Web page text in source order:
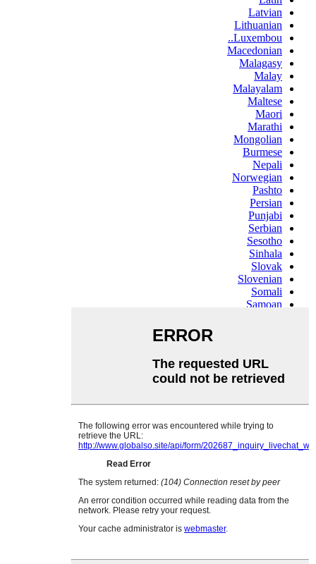
Latvian
Lithuanian
Luxembou..
Macedonian
Malagasy
Malay
Malayalam
Maltese
Maori
Marathi
Mongolian
Burmese
Nepali
Norwegian
Pashto
Persian
Punjabi
Serbian
Sesotho
Sinhala
Slovak
Slovenian
Somali
Samoan
Swahili
Tajik
Telugu
Ukrainian
Urdu
Welsh
Xhosa
Yiddish
Tatar